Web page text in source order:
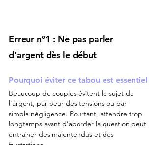
Erreur n°1 : Ne pas parler
d’argent dès le début
Pourquoi éviter ce tabou est essentiel
Beaucoup de couples évitent le sujet de
l’argent, par peur des tensions ou par
simple négligence. Pourtant, attendre trop
longtemps avant d’aborder la question peut
entraîner des malentendus et des